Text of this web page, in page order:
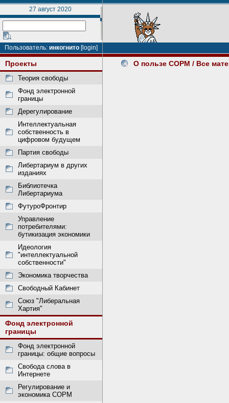
27 август 2020
Пользователь: инкогнито [login]
Проекты
Теория свободы
Фонд электронной
границы
Дерегулирование
Интеллектуальная
собственность в
цифровом будущем
Партия свободы
Либертариум в других
изданиях
Библиотечка
Либертариума
ФутуроФронтир
Управление
потребителями:
бутикизация экономики
Идеология
"интеллектуальной
собственности"
Экономика творчества
Свободный Кабинет
Союз "Либеральная
Хартия"
Фонд электронной
границы
Фонд электронной
границы: общие вопросы
Свобода слова в
Интернете
Регулирование и
экономика СОРМ
О пользе СОРМ / Все